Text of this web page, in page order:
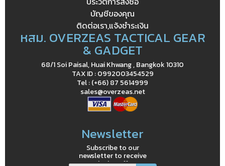
บัญชีของคุณ
ติดต่อเรา,แจ้งชำระเงิน
หสม. OVERZEAS TACTICAL GEAR
& GADGET
68/1 Soi Paisal, Huai Khwang , Bangkok 10310
TAX ID : 0992003454529
Tel : (+66) 87 5614999
sales@overzeas.net
Newsletter
Subscribe to our
newsletter to receive
exclusive offers